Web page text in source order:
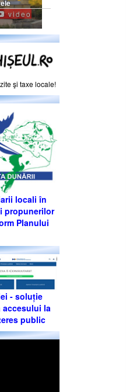
video
şi taxe locale!
locali în
propunerilor
Planului
- soluție
la
public